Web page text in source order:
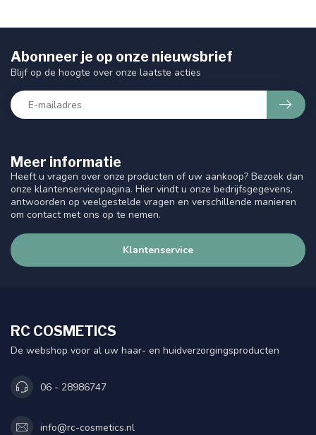
Meer informatie
Heeft u vragen over onze producten of uw aankoop? Bezoek dan
onze klantenservicepagina. Hier vindt u onze bedrijfsgegevens,
antwoorden op veelgestelde vragen en verschillende manieren
om contact met ons op te nemen.
Klantenservice
Abonneer je op onze nieuwsbrief
Blijf op de hoogte over onze laatste acties
RC COSMETICS
De webshop voor al uw haar- en huidverzorgingsproducten
06 - 28986747
info@rc-cosmetics.nl